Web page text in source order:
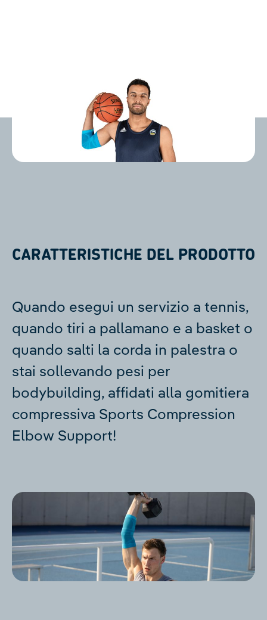
CARATTERISTICHE DEL PRODOTTO
Quando esegui un servizio a tennis,
quando tiri a pallamano e a basket o
quando salti la corda in palestra o
stai sollevando pesi per
bodybuilding, affidati alla gomitiera
compressiva Sports Compression
Elbow Support!